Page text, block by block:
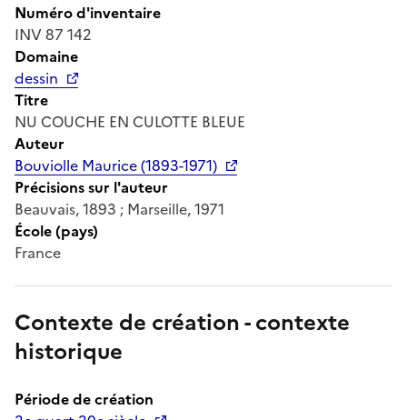
Numéro d'inventaire
INV 87 142
Domaine
dessin
Titre
NU COUCHE EN CULOTTE BLEUE
Auteur
Bouviolle Maurice (1893-1971)
Précisions sur l'auteur
Beauvais, 1893 ; Marseille, 1971
École (pays)
France
Contexte de création - contexte
historique
Période de création